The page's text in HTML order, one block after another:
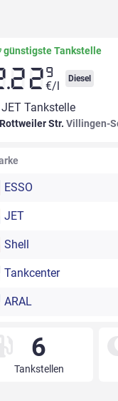
günstigste Tankstelle
9
€/l
Diesel
JET Tankstelle
Str. Villingen-
ESSO
JET
Shell
Tankcenter
ARAL
6
Tankstellen